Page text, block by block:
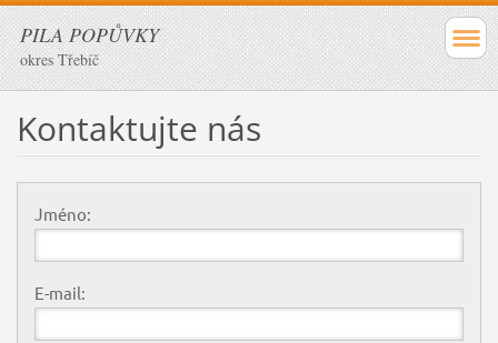
PILA POPŮVKY
okres Třebíč
Kontaktujte nás
Jméno:
E-mail: